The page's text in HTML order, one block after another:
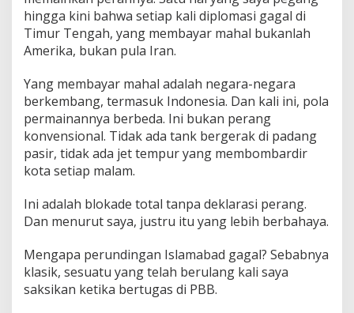
hingga kini bahwa setiap kali diplomasi gagal di
Timur Tengah, yang membayar mahal bukanlah
Amerika, bukan pula Iran.
Yang membayar mahal adalah negara-negara
berkembang, termasuk Indonesia. Dan kali ini, pola
permainannya berbeda. Ini bukan perang
konvensional. Tidak ada tank bergerak di padang
pasir, tidak ada jet tempur yang membombardir
kota setiap malam.
Ini adalah blokade total tanpa deklarasi perang.
Dan menurut saya, justru itu yang lebih berbahaya.
Mengapa perundingan Islamabad gagal? Sebabnya
klasik, sesuatu yang telah berulang kali saya
saksikan ketika bertugas di PBB.